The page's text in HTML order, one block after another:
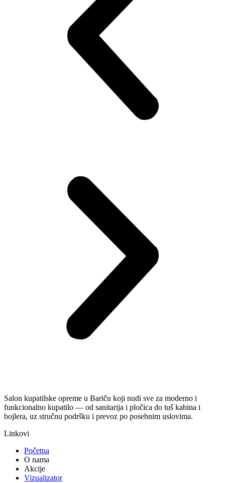
Salon kupatilske opreme u Bariču koji nudi sve za moderno i
funkcionalno kupatilo — od sanitarija i pločica do tuš kabina i
bojlera, uz stručnu podršku i prevoz po posebnim uslovima.
Linkovi
Početna
O nama
Akcije
Vizualizator